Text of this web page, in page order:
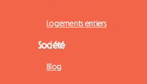
Logements entiers
Société
Blog